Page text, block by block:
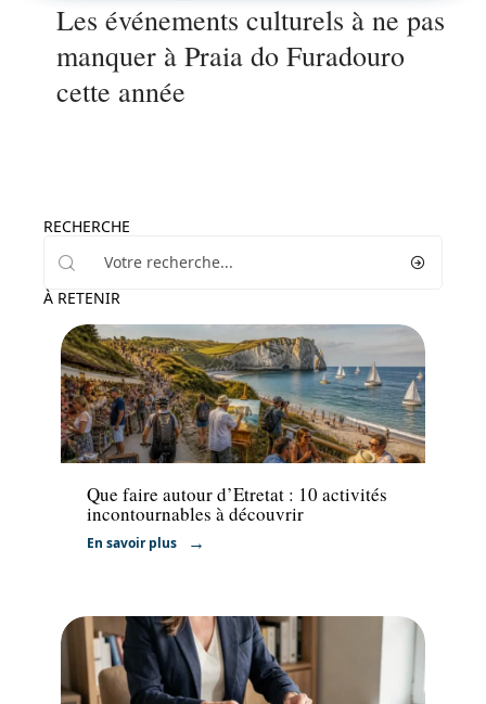
Les événements culturels à ne pas
manquer à Praia do Furadouro
cette année
RECHERCHE
À RETENIR
Activités
Que faire autour d’Etretat : 10 activités
incontournables à découvrir
En savoir plus